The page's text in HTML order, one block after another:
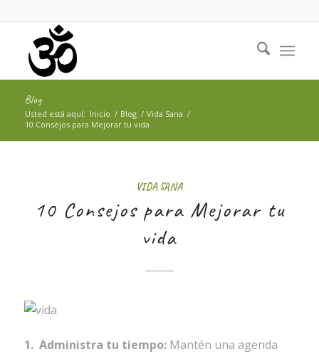
Blog
Usted está aquí: Inicio / Blog / Vida Sana /
10 Consejos para Mejorar tu vida
VIDA SANA
10 Consejos para Mejorar tu
vida
1. Administra tu tiempo:Mantén una agenda